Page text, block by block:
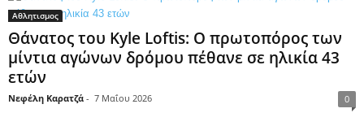
Αθλητισμος
Θάνατος του Kyle Loftis: Ο πρωτοπόρος των
μίντια αγώνων δρόμου πέθανε σε ηλικία 43
ετών
Νεφέλη Καρατζά - 7 Μαΐου 2026 0